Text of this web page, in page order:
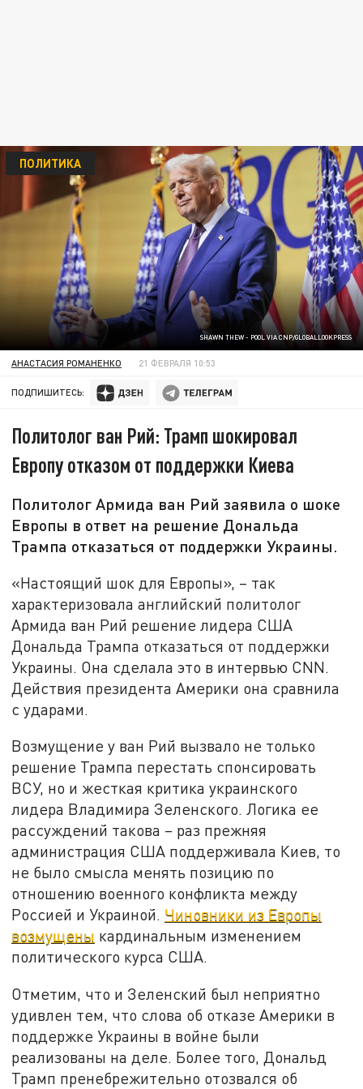
SHAWN THEW - POOL VIA CNP/GLOBALLOOKPRESS
ПОЛИТИКА
АНАСТАСИЯ РОМАНЕНКО 21 ФЕВРАЛЯ 10:53
ПОДПИШИТЕСЬ:
Политолог ван Рий: Трамп шокировал
Европу отказом от поддержки Киева
Политолог Армида ван Рий заявила о шоке
Европы в ответ на решение Дональда
Трампа отказаться от поддержки Украины.
«Настоящий шок для Европы», – так
характеризовала английский политолог
Армида ван Рий решение лидера США
Дональда Трампа отказаться от поддержки
Украины. Она сделала это в интервью CNN.
Действия президента Америки она сравнила
с ударами.
Возмущение у ван Рий вызвало не только
решение Трампа перестать спонсировать
ВСУ, но и жесткая критика украинского
лидера Владимира Зеленского. Логика ее
рассуждений такова – раз прежняя
администрация США поддерживала Киев, то
не было смысла менять позицию по
отношению военного конфликта между
Россией и Украиной. Чиновники из Европы
возмущены кардинальным изменением
политического курса США.
Отметим, что и Зеленский был неприятно
удивлен тем, что слова об отказе Америки в
поддержке Украины в войне были
реализованы на деле. Более того, Дональд
Трамп пренебрежительно отозвался об